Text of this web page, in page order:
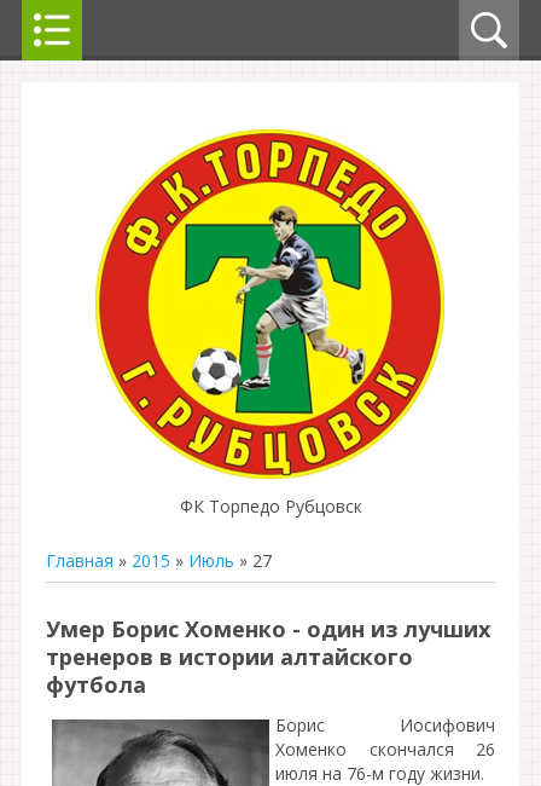
ФК Торпедо Рубцовск
Главная » 2015 » Июль » 27
Умер Борис Хоменко - один из лучших
тренеров в истории алтайского
футбола
Борис Иосифович
Хоменко скончался 26
июля на 76-м году жизни.